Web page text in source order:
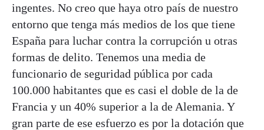
ingentes. No creo que haya otro país de nuestro
entorno que tenga más medios de los que tiene
España para luchar contra la corrupción u otras
formas de delito. Tenemos una media de
funcionario de seguridad pública por cada
100.000 habitantes que es casi el doble de la de
Francia y un 40% superior a la de Alemania. Y
gran parte de ese esfuerzo es por la dotación que